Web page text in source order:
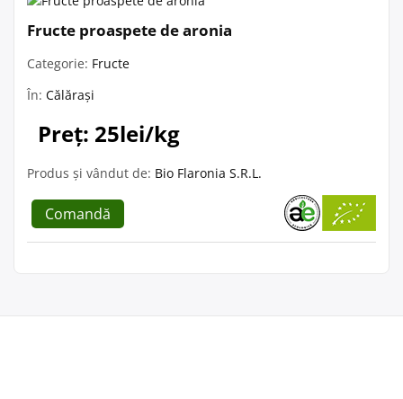
Fructe proaspete de aronia
Categorie: Fructe
În: Călărași
Preț: 25lei/kg
Produs și vândut de: Bio Flaronia S.R.L.
Comandă